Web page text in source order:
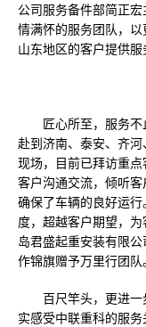
公司服务备件部简正
情满怀的服务团队，以
山东地区的客户提供服
匠心所至，服务不
赴到济南、泰安、齐
现场，目前已拜访重
客户沟通交流，倾听客
确保了车辆的良好运
度，超越客户期望，
岛君盛起重安装有限
作锦旗赠予万里行团队。
百尺竿头，更进一
实感受中联重科的服